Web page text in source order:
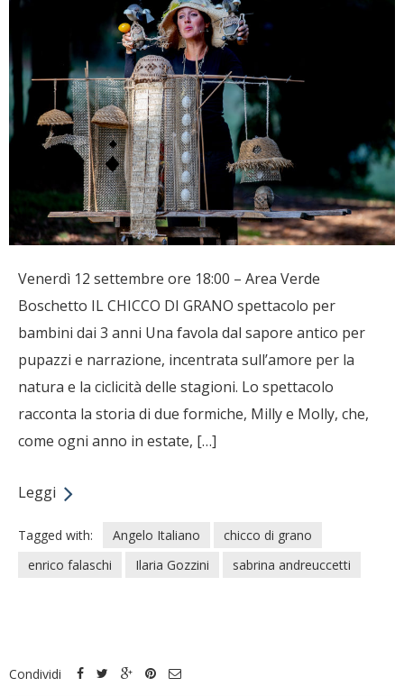
Venerdì 12 settembre ore 18:00 – Area Verde
Boschetto IL CHICCO DI GRANO spettacolo per
bambini dai 3 anni Una favola dal sapore antico per
pupazzi e narrazione, incentrata sull’amore per la
natura e la ciclicità delle stagioni. Lo spettacolo
racconta la storia di due formiche, Milly e Molly, che,
come ogni anno in estate, […]
Leggi
Tagged with: Angelo Italiano
chicco di grano
enrico falaschi
Ilaria Gozzini sabrina andreuccetti
Condividi